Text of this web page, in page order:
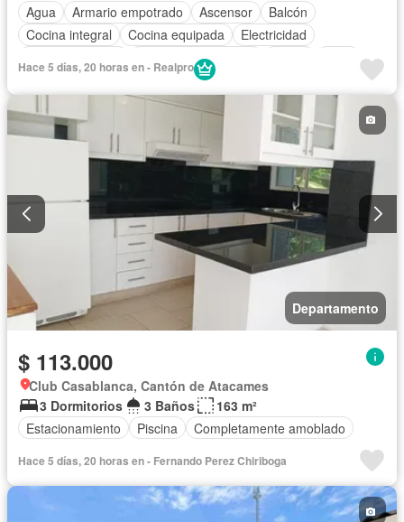
Agua
Armario empotrado Ascensor
Balcón
Cocina integral
Cocina equipada
Electricidad
Garita de guardianía
Sauna Seguridad
Vista panorámica
Completamente amoblado
Hace 5 días, 20 horas en - Realpro
Departamento
$ 113.000
Club Casablanca, Cantón de Atacames
3 Dormitorios
3 Baños
163 m²
Estacionamiento
Piscina Completamente amoblado
Hace 5 días, 20 horas en - Fernando Perez Chiriboga